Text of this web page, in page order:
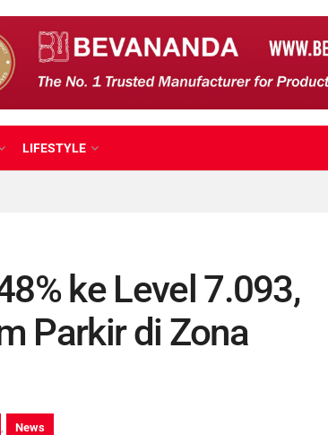
LIFESTYLE
ke Level 7.093,
Parkir di Zona
News